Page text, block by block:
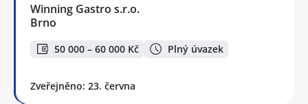
Winning Gastro s.r.o.
Brno
50 000 – 60 000 Kč Plný úvazek
Zveřejněno: 23. června